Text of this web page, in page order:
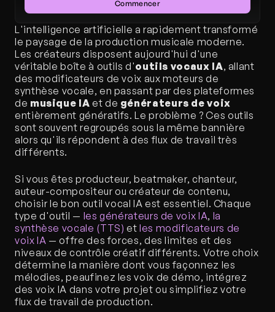
L'intelligence artificielle a rapidement transformé
le paysage de la production musicale moderne.
Les créateurs disposent aujourd'hui d'une
véritable boîte à outils d'outils vocaux IA, allant
des modificateurs de voix aux moteurs de
synthèse vocale, en passant par des plateformes
de musique IA et de générateurs de voix
entièrement génératifs. Le problème ? Ces outils
sont souvent regroupés sous la même bannière
alors qu'ils répondent à des flux de travail très
différents.
Si vous êtes producteur, beatmaker, chanteur,
auteur-compositeur ou créateur de contenu,
choisir le bon outil vocal IA est essentiel. Chaque
type d'outil — les générateurs de voix IA, la
synthèse vocale (TTS) et les modificateurs de
voix IA — offre des forces, des limites et des
niveaux de contrôle créatif différents. Votre choix
détermine la manière dont vous façonnez les
mélodies, peaufinez les voix de démo, intégrez
des voix IA dans votre projet ou simplifiez votre
flux de travail de production.
Commencer